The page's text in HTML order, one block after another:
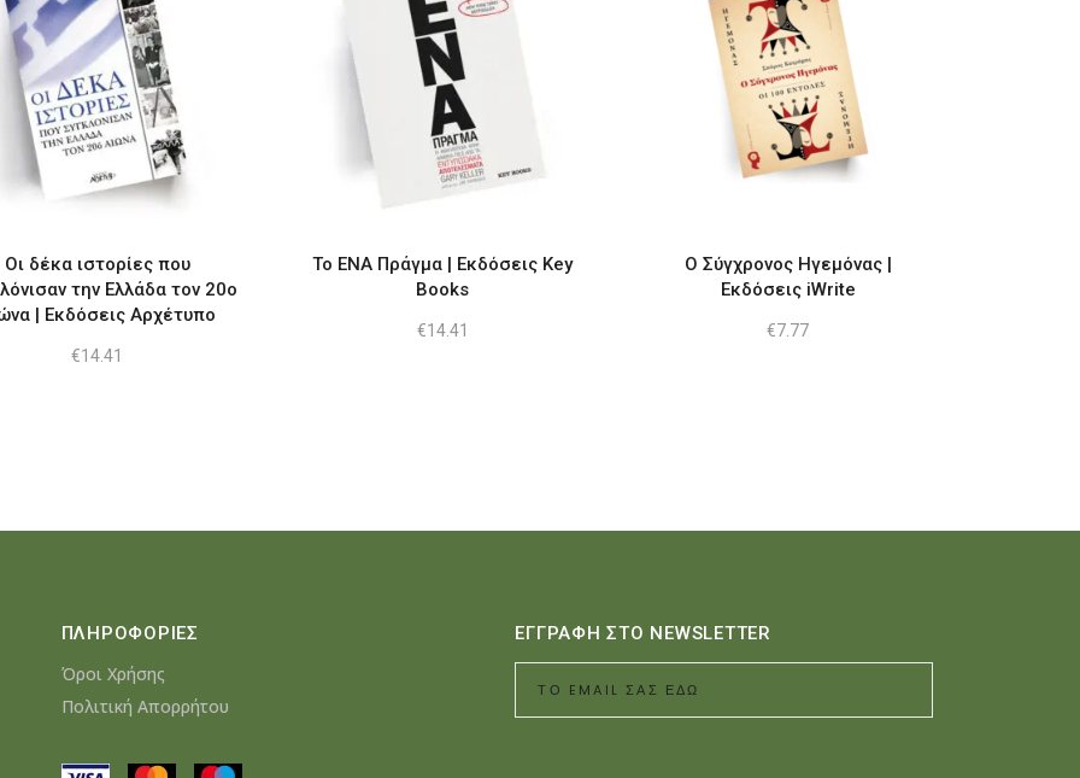
Οι δέκα ιστορίες που
την Ελλάδα τον 20ο
| Εκδόσεις Αρχέτυπο
€14.41
To ΕΝΑ Πράγμα | Εκδόσεις Key
Books
€14.41
Ο Σύγχρονος Ηγεμόνας |
Εκδόσεις iWrite
€7.77
ΠΛΗΡΟΦΟΡΙΕΣ
Όροι Χρήσης
Πολιτική Απορρήτου
ΕΓΓΡΑΦΗ ΣΤΟ NEWSLETTER